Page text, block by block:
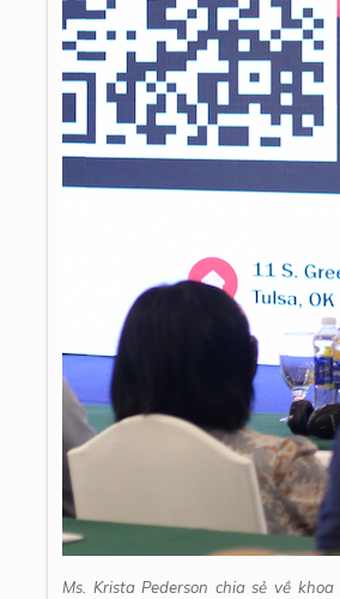
Ms. Krista Pederson chia sẻ về